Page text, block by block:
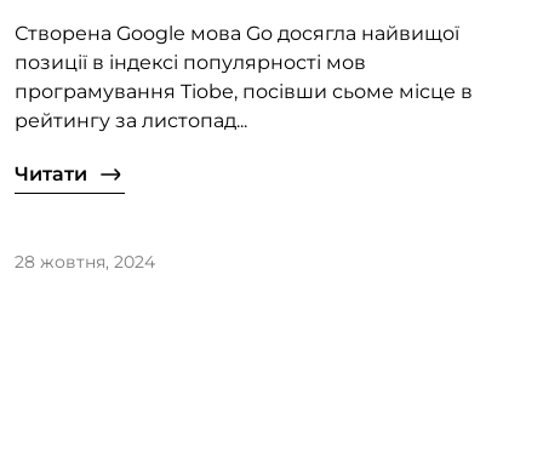
Створена Google мова Go досягла найвищої
позиції в індексі популярності мов
програмування Tiobe, посівши сьоме місце в
рейтингу за листопад...
Читати
28 жовтня, 2024